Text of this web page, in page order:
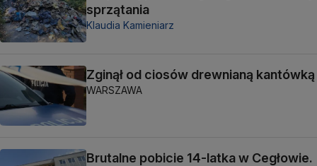
sprzątania
Klaudia Kamieniarz
Zginął od ciosów drewnianą kantówką
WARSZAWA
Brutalne pobicie 14-latka w Cegłowie.